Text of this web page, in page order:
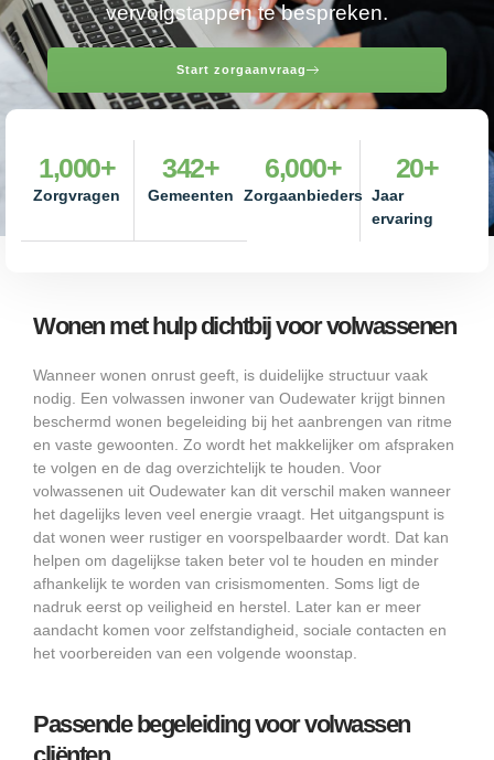
vervolgstappen te bespreken.
Start zorgaanvraag
Zorgvragen
1,000+
Gemeenten
342+
Zorgaanbieders
6,000+
Jaar
ervaring
20+
Wonen met hulp dichtbij voor volwassenen
Wanneer wonen onrust geeft, is duidelijke structuur vaak
nodig. Een volwassen inwoner van Oudewater krijgt binnen
beschermd wonen begeleiding bij het aanbrengen van ritme
en vaste gewoonten. Zo wordt het makkelijker om afspraken
te volgen en de dag overzichtelijk te houden. Voor
volwassenen uit Oudewater kan dit verschil maken wanneer
het dagelijks leven veel energie vraagt. Het uitgangspunt is
dat wonen weer rustiger en voorspelbaarder wordt. Dat kan
helpen om dagelijkse taken beter vol te houden en minder
afhankelijk te worden van crisismomenten. Soms ligt de
nadruk eerst op veiligheid en herstel. Later kan er meer
aandacht komen voor zelfstandigheid, sociale contacten en
het voorbereiden van een volgende woonstap.
Passende begeleiding voor volwassen